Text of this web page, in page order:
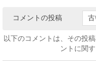
コメントの投稿
以下のコメントは、その投
ントに関